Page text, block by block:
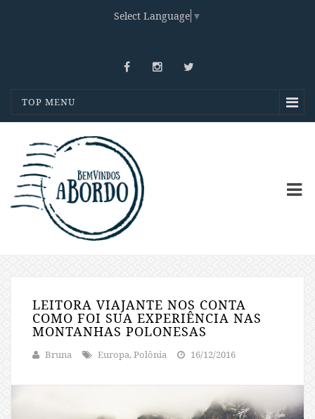
Select Language ▼
TOP MENU
LEITORA VIAJANTE NOS CONTA
COMO FOI SUA EXPERIÊNCIA NAS
MONTANHAS POLONESAS
Bruna Europa, Polônia 16/12/2016